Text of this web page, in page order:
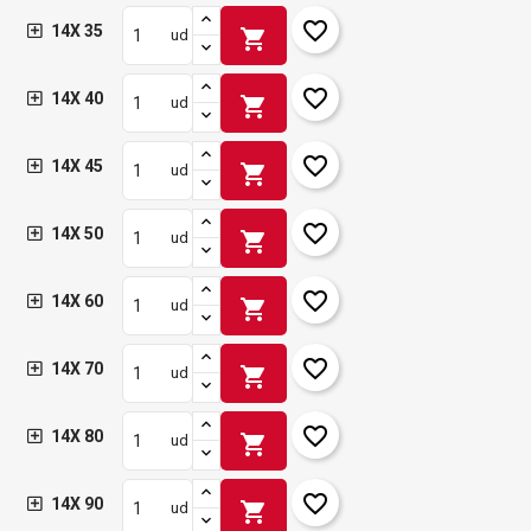
14X 35 ud shopping_cart favorite_border
14X 40 ud shopping_cart favorite_border
14X 45 ud shopping_cart favorite_border
14X 50 ud shopping_cart favorite_border
14X 60 ud shopping_cart favorite_border
14X 70 ud shopping_cart favorite_border
14X 80 ud shopping_cart favorite_border
14X 90 ud shopping_cart favorite_border